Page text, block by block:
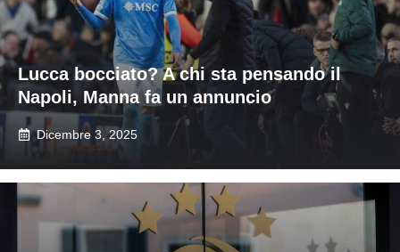
Lucca bocciato? A chi sta pensando il
Napoli, Manna fa un annuncio
Dicembre 3, 2025